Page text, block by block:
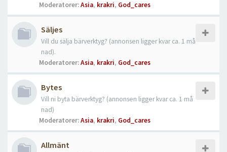
Moderatorer:Asia, krakri, God_cares
Säljes
Vill du sälja bärverktyg? (annonsen ligger kvar ca. 1 må
nad).
Moderatorer:Asia, krakri, God_cares
Bytes
Vill ni byta bärverktyg? (annonsen ligger kvar ca. 1 må
nad)
Moderatorer:Asia, krakri, God_cares
Allmänt